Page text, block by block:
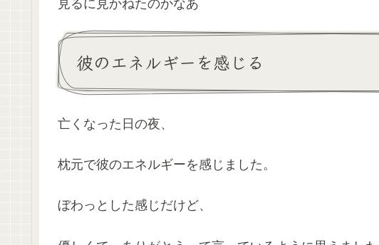
見るに見かねたのかなあ
彼のエネルギーを感じる
亡くなった日の夜、
枕元で彼のエネルギーを感じました。
ぼわっとした感じだけど、